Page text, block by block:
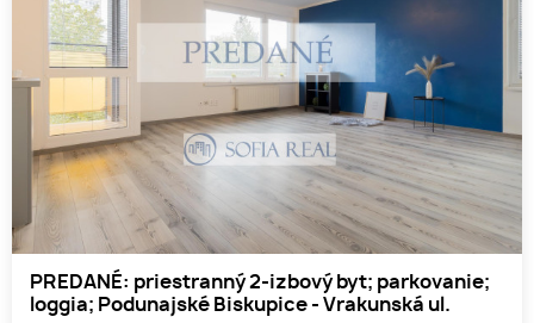
PREDANÉ: priestranný 2-izbový byt; parkovanie;
loggia; Podunajské Biskupice - Vrakunská ul.